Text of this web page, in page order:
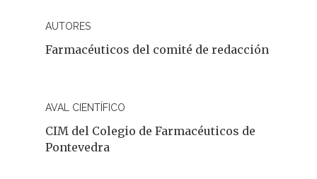
AUTORES
Farmacéuticos del comité de redacción
AVAL CIENTÍFICO
CIM del Colegio de Farmacéuticos de
Pontevedra